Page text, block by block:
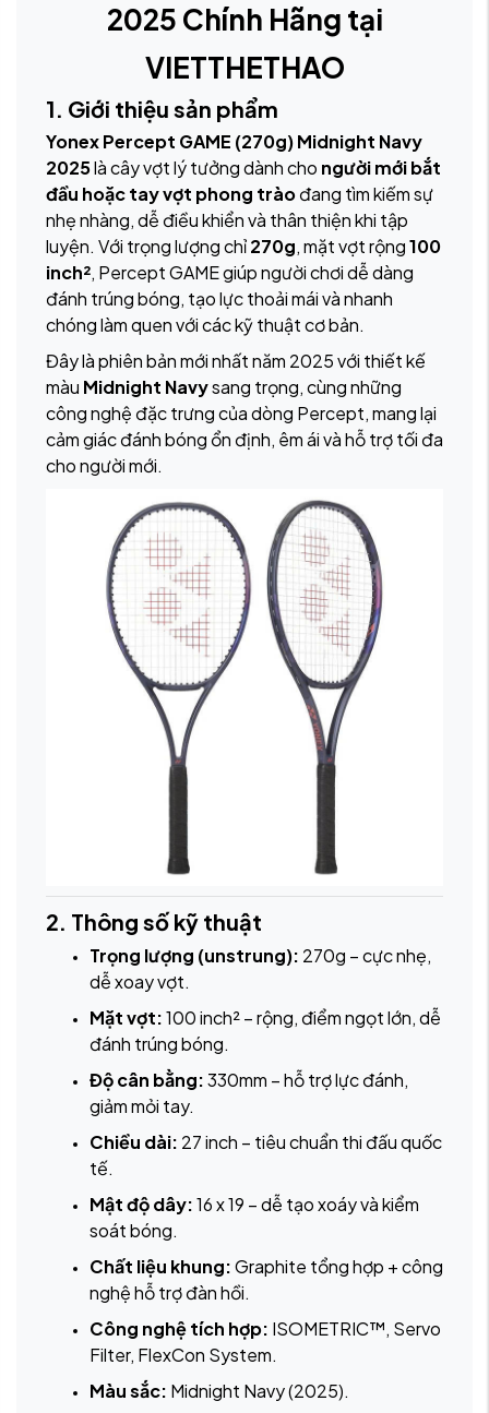
2025 Chính Hãng tại
VIETTHETHAO
1. Giới thiệu sản phẩm
Yonex Percept GAME (270g) Midnight Navy
2025là cây vợt lý tưởng dành cho người mới bắt
đầu hoặc tay vợt phong tràođang tìm kiếm sự
nhẹ nhàng, dễ điều khiển và thân thiện khi tập
luyện. Với trọng lượng chỉ270g, mặt vợt rộng100
inch², Percept GAME giúp người chơi dễ dàng
đánh trúng bóng, tạo lực thoải mái và nhanh
chóng làm quen với các kỹ thuật cơ bản.
Đây là phiên bản mới nhất năm 2025 với thiết kế
màu Midnight Navysang trọng, cùng những
công nghệ đặc trưng của dòng Percept, mang lại
cảm giác đánh bóng ổn định, êm ái và hỗ trợ tối đa
cho người mới.
2. Thông số kỹ thuật
Trọng lượng (unstrung): 270g – cực nhẹ,
dễ xoay vợt.
Mặt vợt:100 inch² – rộng, điểm ngọt lớn, dễ
đánh trúng bóng.
Độ cân bằng:330mm – hỗ trợ lực đánh,
giảm mỏi tay.
Chiều dài: 27 inch – tiêu chuẩn thi đấu quốc
tế.
Mật độ dây:16 x 19 – dễ tạo xoáy và kiểm
soát bóng.
Chất liệu khung:Graphite tổng hợp + công
nghệ hỗ trợ đàn hồi.
Công nghệ tích hợp: ISOMETRIC™, Servo
Filter, FlexCon System.
Màu sắc: Midnight Navy (2025).